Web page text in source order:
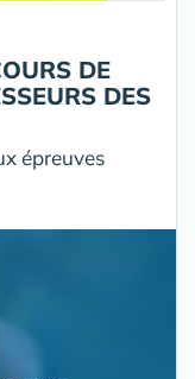
DE
DES
épreuves